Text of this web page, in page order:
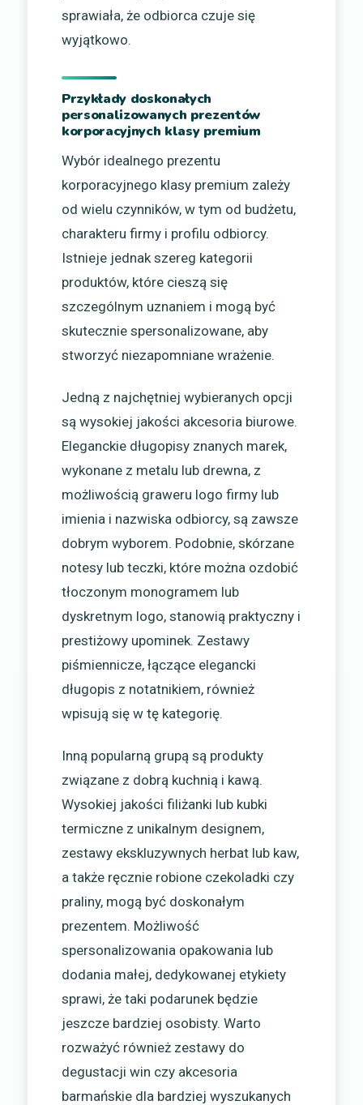
sprawiała, że odbiorca czuje się
wyjątkowo.
Przykłady doskonałych
personalizowanych prezentów
korporacyjnych klasy premium
Wybór idealnego prezentu
korporacyjnego klasy premium zależy
od wielu czynników, w tym od budżetu,
charakteru firmy i profilu odbiorcy.
Istnieje jednak szereg kategorii
produktów, które cieszą się
szczególnym uznaniem i mogą być
skutecznie spersonalizowane, aby
stworzyć niezapomniane wrażenie.
Jedną z najchętniej wybieranych opcji
są wysokiej jakości akcesoria biurowe.
Eleganckie długopisy znanych marek,
wykonane z metalu lub drewna, z
możliwością graweru logo firmy lub
imienia i nazwiska odbiorcy, są zawsze
dobrym wyborem. Podobnie, skórzane
notesy lub teczki, które można ozdobić
tłoczonym monogramem lub
dyskretnym logo, stanowią praktyczny i
prestiżowy upominek. Zestawy
piśmiennicze, łączące elegancki
długopis z notatnikiem, również
wpisują się w tę kategorię.
Inną popularną grupą są produkty
związane z dobrą kuchnią i kawą.
Wysokiej jakości filiżanki lub kubki
termiczne z unikalnym designem,
zestawy ekskluzywnych herbat lub kaw,
a także ręcznie robione czekoladki czy
praliny, mogą być doskonałym
prezentem. Możliwość
spersonalizowania opakowania lub
dodania małej, dedykowanej etykiety
sprawi, że taki podarunek będzie
jeszcze bardziej osobisty. Warto
rozważyć również zestawy do
degustacji win czy akcesoria
barmańskie dla bardziej wyszukanych